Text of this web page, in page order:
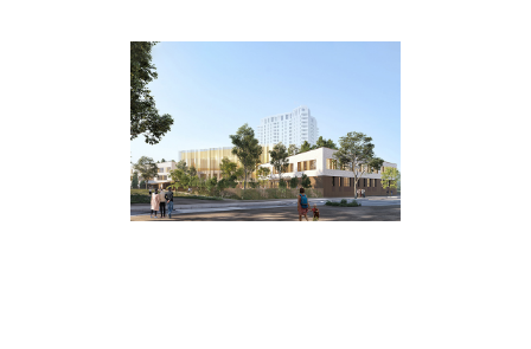
INTERCOMMUNAL À
CLICHY-LA-GARENNE
ACCUEIL·concours·SCOLAIRE